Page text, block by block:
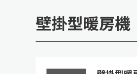
壁掛型暖房機